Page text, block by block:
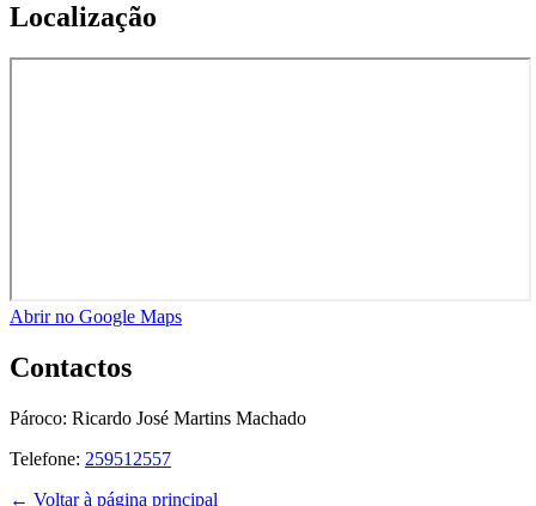
Localização
Abrir no Google Maps
Contactos
Pároco: Ricardo José Martins Machado
Telefone: 259512557
← Voltar à página principal